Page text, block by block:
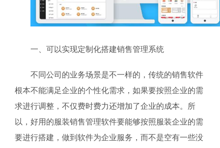
一、可以实现定制化搭建销售管理系统
不同公司的业务场景是不一样的，传统的销售软件
根本不能满足企业的个性化需求，如果要按照企业的需
求进行调整，不仅费时费力还增加了企业的成本。所
以，好用的服装销售管理软件要能够按照服装企业的需
要进行搭建，做到软件为企业服务，而不是空有一些没